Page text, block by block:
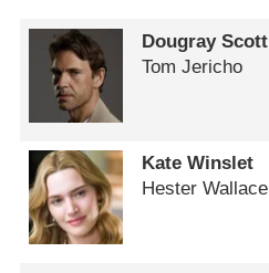
Dougray Scott
Tom Jericho
Kate Winslet
Hester Wallace